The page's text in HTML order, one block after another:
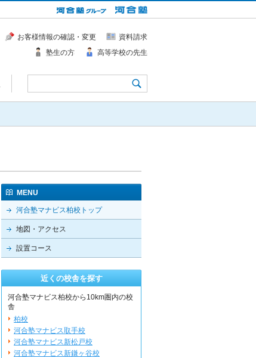
お客様情報の確認・変更
資料請求
塾生の方
高等学校の先生
MENU
河合塾マナビス柏校トップ
地図・アクセス
設置コース
近くの校舎を探す
河合塾マナビス柏校から10km圏内の校
舎
柏校
河合塾マナビス取手校
河合塾マナビス新松戸校
河合塾マナビス新鎌ヶ谷校